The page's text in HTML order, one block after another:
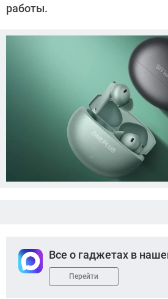
работы.
Все о гаджетах в
Перейти